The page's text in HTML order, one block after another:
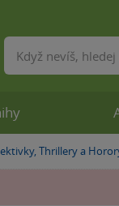
Thrillery a
Vyhledávání